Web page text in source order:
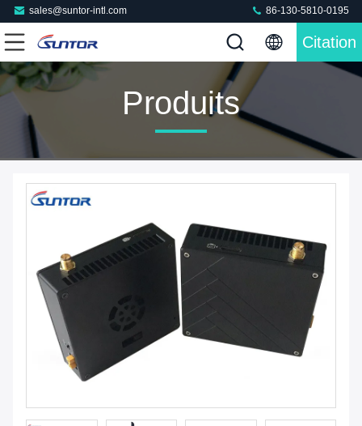
sales@suntor-intl.com 86-130-5810-0195
Citation
Produits